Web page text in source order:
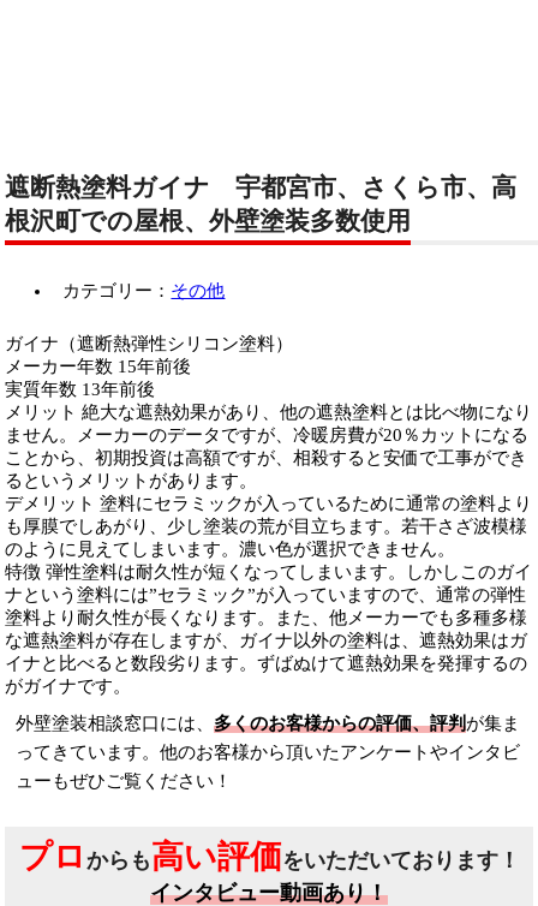
遮断熱塗料ガイナ 宇都宮市、さくら市、高
根沢町での屋根、外壁塗装多数使用
カテゴリー： その他
ガイナ（遮断熱弾性シリコン塗料）
メーカー年数 15年前後
実質年数 13年前後
メリット 絶大な遮熱効果があり、他の遮熱塗料とは比べ物になり
ません。メーカーのデータですが、冷暖房費が20％カットになる
ことから、初期投資は高額ですが、相殺すると安価で工事ができ
るというメリットがあります。
デメリット 塗料にセラミックが入っているために通常の塗料より
も厚膜でしあがり、少し塗装の荒が目立ちます。若干さざ波模様
のように見えてしまいます。濃い色が選択できません。
特徴 弾性塗料は耐久性が短くなってしまいます。しかしこのガイ
ナという塗料には”セラミック”が入っていますので、通常の弾性
塗料より耐久性が長くなります。また、他メーカーでも多種多様
な遮熱塗料が存在しますが、ガイナ以外の塗料は、遮熱効果はガ
イナと比べると数段劣ります。ずばぬけて遮熱効果を発揮するの
がガイナです。
外壁塗装相談窓口には、多くのお客様からの評価、評判が集ま
ってきています。他のお客様から頂いたアンケートやインタビ
ューもぜひご覧ください！
プロ からも高い評価をいただいております！
インタビュー動画あり！